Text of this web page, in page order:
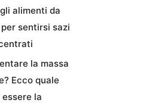
alimenti da
sentirsi sazi
la massa
Ecco quale
la